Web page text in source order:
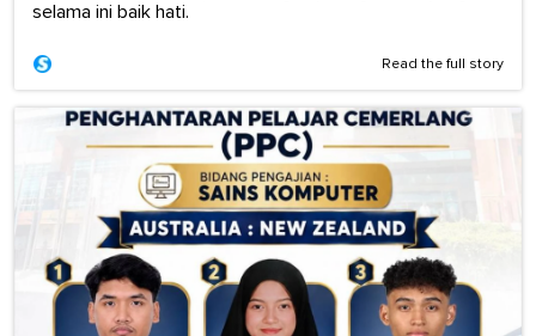
selama ini baik hati.
Read the full story